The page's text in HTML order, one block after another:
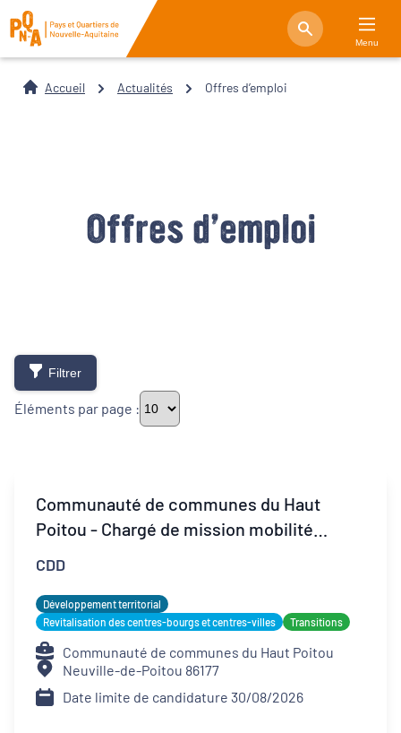
Menu
Accueil Actualités Offres d’emploi
Offres d’emploi
Filtrer
Éléments par page :
Démarches alimentaires de territoire
Inclusion numérique
Politique de la ville
Revitalisation des centres-bourgs et
Communauté de communes du Haut
Poitou - Chargé de mission mobilité
CDD
Développement territorial
Revitalisation des centres-bourgs et centres-villes
Transitions
Communauté de communes du Haut Poitou
Neuville-de-Poitou 86177
Date limite de candidature 30/08/2026